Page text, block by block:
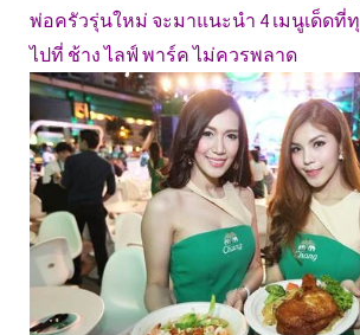
พ่อครัวรุ่นใหม่ จะมาแนะนำ 4 เมนูเด็ดที่
ไปที่ ช้าง ไลฟ์ พาร์ค ไม่ควรพลาด